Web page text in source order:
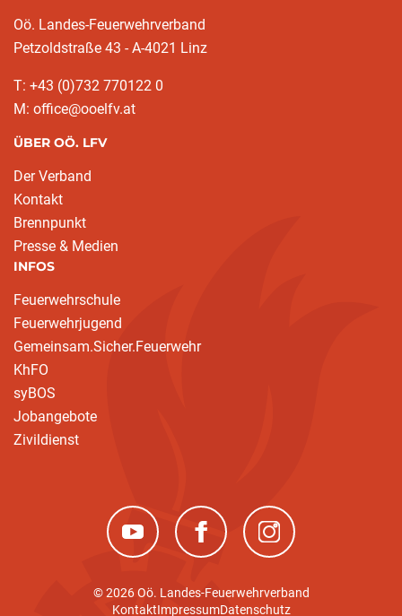
Oö. Landes-Feuerwehrverband
Petzoldstraße 43 - A-4021 Linz
T: +43 (0)732 770122 0
M: office@ooelfv.at
ÜBER OÖ. LFV
Der Verband
Kontakt
Brennpunkt
Presse & Medien
INFOS
Feuerwehrschule
Feuerwehrjugend
Gemeinsam.Sicher.Feuerwehr
KhFO
syBOS
Jobangebote
Zivildienst
(neues Fenster)(neues Fenster)(neues Fenster)
© 2026 Oö. Landes-Feuerwehrverband
KontaktImpressumDatenschutz